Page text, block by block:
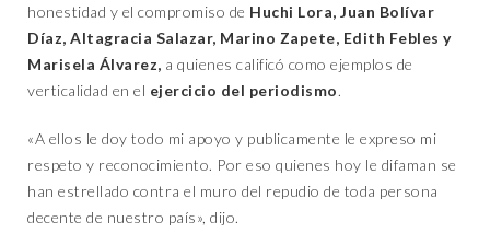
honestidad y el compromiso de Huchi Lora, Juan Bolívar
Díaz, Altagracia Salazar, Marino Zapete, Edith Febles y
Marisela Álvarez, a quienes calificó como ejemplos de
verticalidad en el ejercicio del periodismo.
«A ellos le doy todo mi apoyo y publicamente le expreso mi
respeto y reconocimiento. Por eso quienes hoy le difaman se
han estrellado contra el muro del repudio de toda persona
decente de nuestro país», dijo.